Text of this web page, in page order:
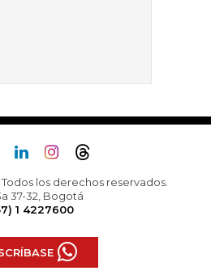
los derechos reservados.
37-32, Bogotá
1 4227600